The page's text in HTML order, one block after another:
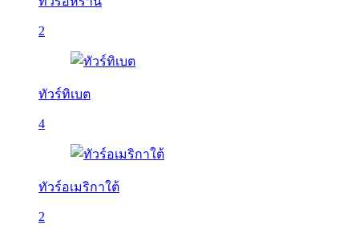
2
ทัวร์ทิเบต
4
ทัวร์อเมริกาใต้
2